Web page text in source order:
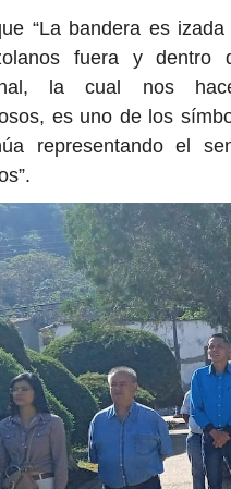
“La bandera es
fuera y dentro
la cual nos
es uno de los
representando el